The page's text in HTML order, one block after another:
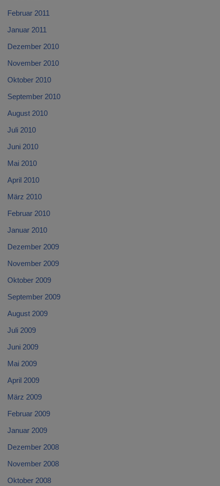
Februar 2011
Januar 2011
Dezember 2010
November 2010
Oktober 2010
September 2010
August 2010
Juli 2010
Juni 2010
Mai 2010
April 2010
März 2010
Februar 2010
Januar 2010
Dezember 2009
November 2009
Oktober 2009
September 2009
August 2009
Juli 2009
Juni 2009
Mai 2009
April 2009
März 2009
Februar 2009
Januar 2009
Dezember 2008
November 2008
Oktober 2008